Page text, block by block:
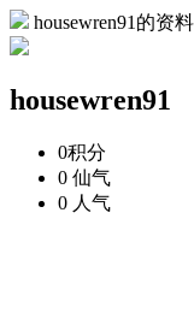
housewren91的资料
housewren91
0积分
0 仙气
0 人气